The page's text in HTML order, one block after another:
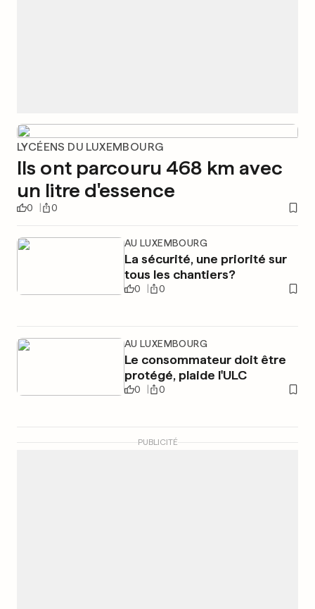
LYCÉENS DU LUXEMBOURG
Ils ont parcouru 468 km avec
un litre d'essence
0 0
AU LUXEMBOURG
La sécurité, une priorité sur
tous les chantiers?
0 0
AU LUXEMBOURG
Le consommateur doit être
protégé, plaide l'ULC
0 0
PUBLICITÉ